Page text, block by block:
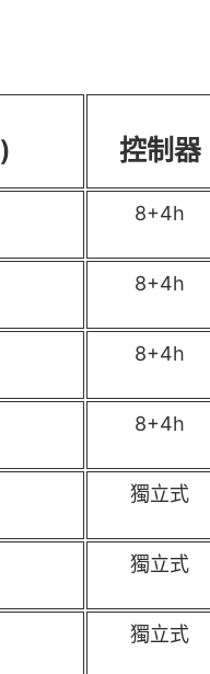
) 控制器
8+4h
8+4h
8+4h
8+4h
獨立式
獨立式
獨立式